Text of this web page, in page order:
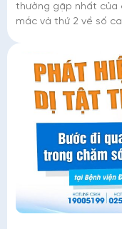
thường gặp nhất của
mắc và thứ 2 về số